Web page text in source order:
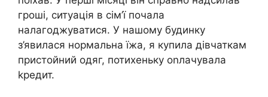
гроші, ситуація в сім’ї почала
налагоджуватися. У нашому будинку
з’явилася нормальна їжа, я купила дівчаткам
пристойний одяг, потихеньку оnлачувала
kредит.